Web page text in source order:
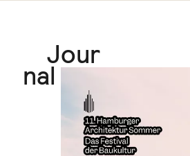
Jour
nal